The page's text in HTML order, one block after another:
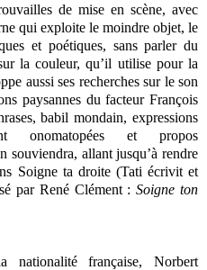
de mise en scène, avec
qui exploite le moindre objet, le
et poétiques, sans parler du
la couleur, qu’il utilise pour la
aussi ses recherches sur le son
paysannes du facteur François
babil mondain, expressions
onomatopées et propos
souviendra, allant jusqu’à rendre
Soigne ta droite (Tati écrivit et
par René Clément :Soigne ton
nationalité française, Norbert